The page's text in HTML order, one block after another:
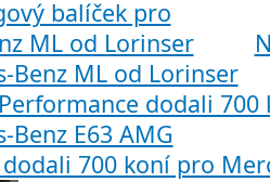
Benz ML od Lorinser
700 koní pro